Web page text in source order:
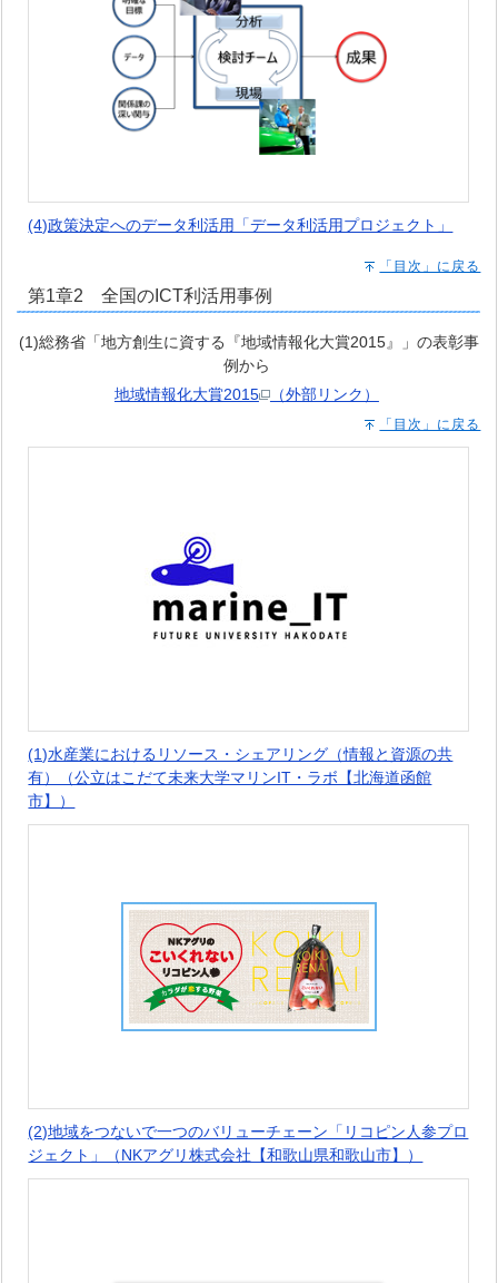
(4)政策決定へのデータ利活用「データ利活用プロジェクト」
「目次」に戻る
第1章2 全国のICT利活用事例
(1)総務省「地方創生に資する『地域情報化大賞2015』」の表彰事
例から
地域情報化大賞2015
（外部リンク）
「目次」に戻る
(1)水産業におけるリソース・シェアリング（情報と資源の共
有）（公立はこだて未来大学マリンIT・ラボ【北海道函館
市】）
(2)地域をつないで一つのバリューチェーン「リコピン人参プロ
ジェクト」（NKアグリ株式会社【和歌山県和歌山市】）